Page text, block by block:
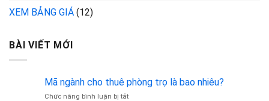
XEM BẢNG GIÁ (12)
BÀI VIẾT MỚI
Mã ngành cho thuê phòng trọ là bao nhiêu?
Chức năng bình luận bị tắtở